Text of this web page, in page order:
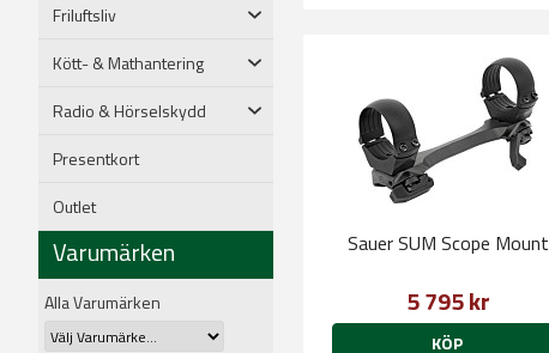
Friluftsliv
Kött- & Mathantering
Radio & Hörselskydd
Presentkort
Outlet
Varumärken
Alla Varumärken
Sauer SUM Scope Mount
5 795 kr
KÖP